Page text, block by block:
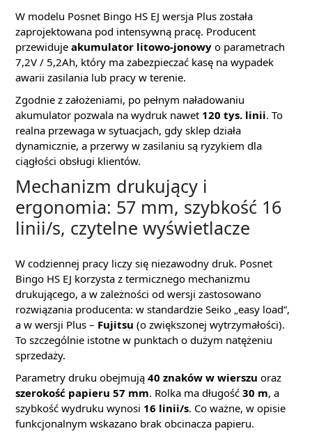
W modelu Posnet Bingo HS EJ wersja Plus została
zaprojektowana pod intensywną pracę. Producent
przewiduje akumulator litowo-jonowy o parametrach
7,2V / 5,2Ah, który ma zabezpieczać kasę na wypadek
awarii zasilania lub pracy w terenie.
Zgodnie z założeniami, po pełnym naładowaniu
akumulator pozwala na wydruk nawet 120 tys. linii. To
realna przewaga w sytuacjach, gdy sklep działa
dynamicznie, a przerwy w zasilaniu są ryzykiem dla
ciągłości obsługi klientów.
Mechanizm drukujący i
ergonomia: 57 mm, szybkość 16
linii/s, czytelne wyświetlacze
W codziennej pracy liczy się niezawodny druk. Posnet
Bingo HS EJ korzysta z termicznego mechanizmu
drukującego, a w zależności od wersji zastosowano
rozwiązania producenta: w standardzie Seiko „easy load”,
a w wersji Plus – Fujitsu (o zwiększonej wytrzymałości).
To szczególnie istotne w punktach o dużym natężeniu
sprzedaży.
Parametry druku obejmują 40 znaków w wierszu oraz
szerokość papieru 57 mm. Rolka ma długość 30 m, a
szybkość wydruku wynosi 16 linii/s. Co ważne, w opisie
funkcjonalnym wskazano brak obcinacza papieru.